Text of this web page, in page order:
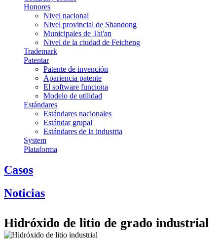
Honores
Nivel nacional
Nivel provincial de Shandong
Municipales de Tai'an
Nivel de la ciudad de Feicheng
Trademark
Patentar
Patente de invención
Apariencia patente
El software funciona
Modelo de utilidad
Estándares
Estándares nacionales
Estándar grupal
Estándares de la industria
System
Plataforma
Casos
Noticias
Hidróxido de litio de grado industrial